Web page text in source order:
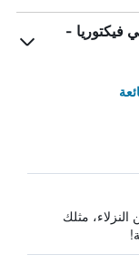
فيكتوريا -
مثلك